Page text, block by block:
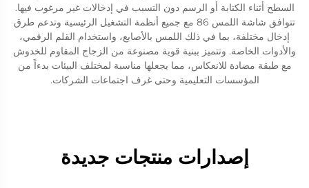
السطح أثناء الكتابة أو الرسم دون التسبب في إدخالات غير مرغوب فيها.
تتوافق شاشة اللمس 86 مع جميع أنظمة التشغيل الرئيسية وتدعم طرق
إدخال مختلفة، بما في ذلك اللمس بالأصابع، واستخدام القلم الرقمي،
والأدوات الخاصة. وتتميز ببنية قوية مصنوعة من الزجاج المقاوم للخدوش
مع طبقة مضادة للانعكاس، مما يجعلها مناسبة لمختلف البيئات بدءاً من
المؤسسات التعليمية وحتى غرف اجتماعات الشركات.
إصدارات منتجات جديدة